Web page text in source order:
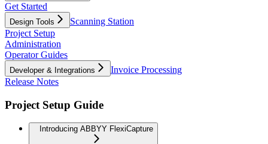
Get Started
Design Tools
Scanning Station
Project Setup
Administration
Operator Guides
Developer & Integrations
Invoice Processing
Release Notes
Project Setup Guide
Introducing ABBYY FlexiCapture